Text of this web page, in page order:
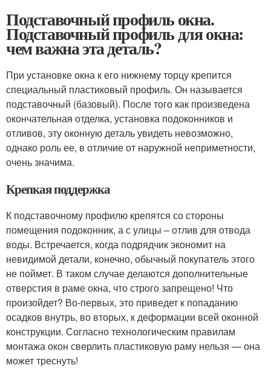
Подставочный профиль окна.
Подставочный профиль для окна:
чем важна эта деталь?
При установке окна к его нижнему торцу крепится
специальный пластиковый профиль. Он называется
подставочный (базовый). После того как произведена
окончательная отделка, установка подоконников и
отливов, эту оконную деталь увидеть невозможно,
однако роль ее, в отличие от наружной неприметности,
очень значима.
Крепкая поддержка
К подставочному профилю крепятся со стороны
помещения подоконник, а с улицы – отлив для отвода
воды. Встречается, когда подрядчик экономит на
невидимой детали, конечно, обычный покупатель этого
не поймет. В таком случае делаются дополнительные
отверстия в раме окна, что строго запрещено! Что
произойдет? Во-первых, это приведет к попаданию
осадков внутрь, во вторых, к деформации всей оконной
конструкции. Согласно технологическим правилам
монтажа окон сверлить пластиковую раму нельзя — она
может треснуть!